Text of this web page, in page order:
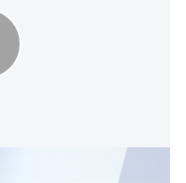
שוחד פוליטי? משרד האוצר
מיליוני שקלים של אריה דרעי